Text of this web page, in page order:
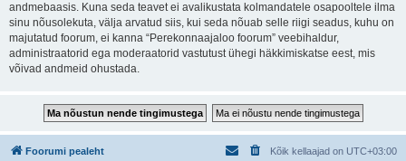
andmebaasis. Kuna seda teavet ei avalikustata kolmandatele osapooltele ilma
sinu nõusolekuta, välja arvatud siis, kui seda nõuab selle riigi seadus, kuhu on
majutatud foorum, ei kanna “Perekonnaajaloo foorum” veebihaldur,
administraatorid ega moderaatorid vastutust ühegi häkkimiskatse eest, mis
võivad andmeid ohustada.
Foorumi pealeht Kõik kellaajad on UTC+03:00